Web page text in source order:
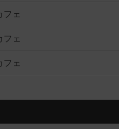
ェ
ェ
ェ